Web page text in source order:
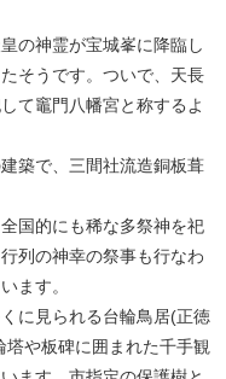
の神霊が宝城峯に降臨し
そうです。ついで、天長
て竈門八幡宮と称するよ
築で、三間社流造銅板葺
国的にも稀な多祭神を祀
列の神幸の祭事も行なわ
ます。
に見られる台輪鳥居(正徳
や板碑に囲まれた千手観